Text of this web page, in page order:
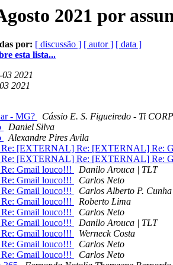
2021 por
por: [ discussão ] [ autor ] [ data ]
esta lista...
2021
2021
- MG?
Cássio E. S. Figueiredo - Ti
Daniel Silva
Alexandre Pires Avila
[EXTERNAL] Re: [EXTERNAL] Re:
[EXTERNAL] Re: [EXTERNAL] Re:
Gmail louco!!!
Danilo Arouca | TLT
Gmail louco!!!
Carlos Neto
Gmail louco!!!
Carlos Alberto P. Cunha
Gmail louco!!!
Roberto Lima
Gmail louco!!!
Carlos Neto
Gmail louco!!!
Danilo Arouca | TLT
Gmail louco!!!
Werneck Costa
Gmail louco!!!
Carlos Neto
Gmail louco!!!
Carlos Neto